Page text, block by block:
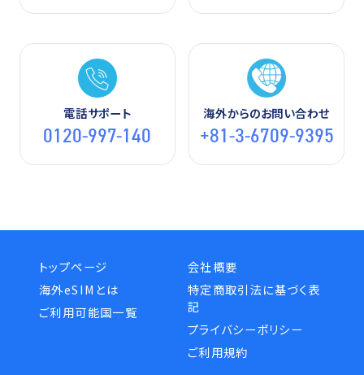
電話サポート
0120-997-140
海外からのお問い合わせ
+81-3-6709-9395
トップページ
海外eSIMとは
ご利用可能国一覧
会社概要
特定商取引法に基づく表
記
プライバシーポリシー
ご利用規約